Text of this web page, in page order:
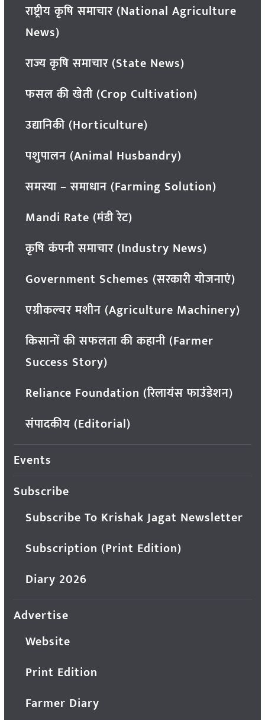
राष्ट्रीय कृषि समाचार (National Agriculture
News)
राज्य कृषि समाचार (State News)
फसल की खेती (Crop Cultivation)
उद्यानिकी (Horticulture)
पशुपालन (Animal Husbandry)
समस्या – समाधान (Farming Solution)
Mandi Rate (मंडी रेट)
कृषि कंपनी समाचार (Industry News)
Government Schemes (सरकारी योजनाएं)
एग्रीकल्चर मशीन (Agriculture Machinery)
किसानों की सफलता की कहानी (Farmer
Success Story)
Reliance Foundation (रिलायंस फाउंडेशन)
संपादकीय (Editorial)
Events
Subscribe
Subscribe To Krishak Jagat Newsletter
Subscription (Print Edition)
Diary 2026
Advertise
Website
Print Edition
Farmer Diary